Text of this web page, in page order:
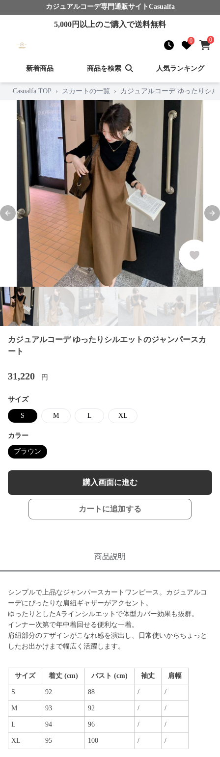
カジュアルコーデ専門通販サイト Casualfa
5,000円以上のご購入で送料無料
0 0
新着商品 商品を検索 人気ランキング
Casualfa TOP › スカートの一覧 › カジュアルコーデ ゆったりシ
Previous slide
カジュアルコーデ ゆったりシルエットのジャンパースカ
ート
31,220 円
サイズ
S M L XL
カラー
ブラウン
購入画面に進む
カートに追加する
商品説明
シンプルで上品なジャンパースカートワンピース。カジュアルコ
ーデにぴったりな肩紐ギャザーがアクセント。
ゆったりとしたAラインシルエットで体型カバー効果も抜群。
インナー次第で年中着回せる便利な一着。
肩紐部分のデザインがこなれ感を演出し、日常使いからちょっと
したお出かけまで幅広く活躍します。
サイズ 着丈 (cm) バスト (cm) 袖丈 肩幅
S 92 88 / /
M 93 92 / /
L 94 96 / /
XL 95 100 / /